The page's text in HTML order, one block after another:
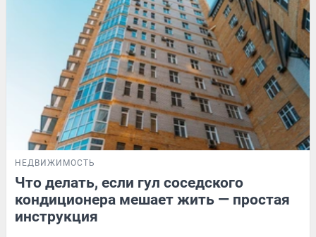
НЕДВИЖИМОСТЬ
Что делать, если гул соседского
кондиционера мешает жить — простая
инструкция